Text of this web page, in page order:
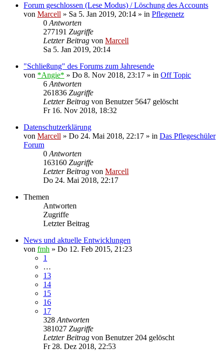
Forum geschlossen (Lese Modus) / Löschung des Accounts
von Marcell » Sa 5. Jan 2019, 20:14 » in Pflegenetz
0 Antworten
277191 Zugriffe
Letzter Beitrag von Marcell
Sa 5. Jan 2019, 20:14
"Schließung" des Forums zum Jahresende
von *Angie* » Do 8. Nov 2018, 23:17 » in Off Topic
6 Antworten
261836 Zugriffe
Letzter Beitrag von Benutzer 5647 gelöscht
Fr 16. Nov 2018, 18:32
Datenschutzerklärung
von Marcell » Do 24. Mai 2018, 22:17 » in Das Pflegeschüler
Forum
0 Antworten
163160 Zugriffe
Letzter Beitrag von Marcell
Do 24. Mai 2018, 22:17
Themen
Antworten
Zugriffe
Letzter Beitrag
News und aktuelle Entwicklungen
von fmh » Do 12. Feb 2015, 21:23
1
…
13
14
15
16
17
328 Antworten
381027 Zugriffe
Letzter Beitrag von Benutzer 204 gelöscht
Fr 28. Dez 2018, 22:53